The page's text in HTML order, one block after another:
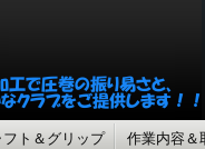
フト＆グリップ 作業内容＆